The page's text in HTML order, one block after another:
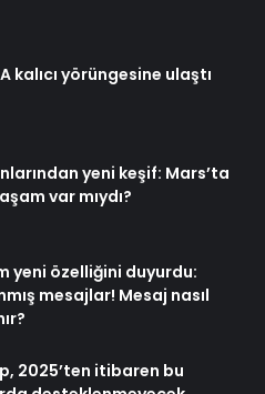
kalıcı yörüngesine ulaştı
yeni keşif: Mars’ta
var mıydı?
yeni özelliğini duyurdu:
mesajlar! Mesaj nasıl
2025’ten itibaren bu